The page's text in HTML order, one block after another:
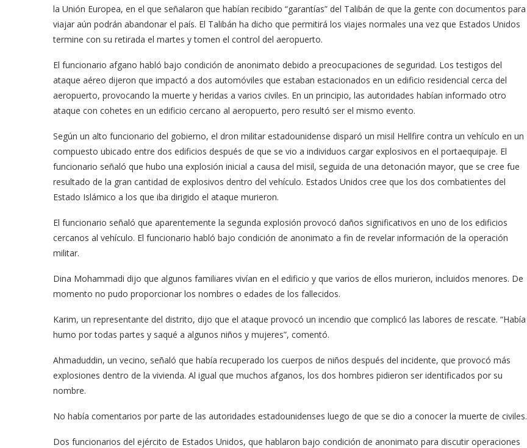
la Unión Europea, en el que señalaron que habían recibido “garantías” del Talibán de que la gente con documentos para
viajar aún podrán abandonar el país. El Talibán ha dicho que permitirá los viajes normales una vez que Estados Unidos
termine con su retirada el martes y tomen el control del aeropuerto.
El funcionario afgano habló bajo condición de anonimato debido a preocupaciones de seguridad. Los testigos del
ataque aéreo dijeron que impactó a dos automóviles que estaban estacionados en un edificio residencial cerca del
aeropuerto, provocando la muerte y heridas a varios civiles. En un principio, las autoridades habían informado otro
ataque con cohetes en un edificio cercano al aeropuerto, pero resultó ser el mismo evento.
Según un alto funcionario del gobierno, el dron militar estadounidense disparó un misil Hellfire contra un vehículo en un
compuesto ubicado entre dos edificios después de que se vio a individuos cargar explosivos en el portaequipaje. El
funcionario señaló que hubo una explosión inicial a causa del misil, seguida de una detonación mayor, que se cree fue
resultado de la gran cantidad de explosivos dentro del vehículo. Estados Unidos cree que los dos combatientes del
Estado Islámico a los que iba dirigido el ataque murieron.
El funcionario señaló que aparentemente la segunda explosión provocó daños significativos en uno de los edificios
cercanos al vehículo. El funcionario habló bajo condición de anonimato a fin de revelar información de la operación
militar.
Dina Mohammadi dijo que algunos familiares vivían en el edificio y que varios de ellos murieron, incluidos menores. De
momento no pudo proporcionar los nombres o edades de los fallecidos.
Karim, un representante del distrito, dijo que el ataque provocó un incendio que complicó las labores de rescate. “Había
humo por todas partes y saqué a algunos niños y mujeres”, comentó.
Ahmaduddin, un vecino, señaló que había recuperado los cuerpos de niños después del incidente, que provocó más
explosiones dentro de la vivienda. Al igual que muchos afganos, los dos hombres pidieron ser identificados por su
nombre.
No había comentarios por parte de las autoridades estadounidenses luego de que se dio a conocer la muerte de civiles.
Dos funcionarios del ejército de Estados Unidos, que hablaron bajo condición de anonimato para discutir operaciones